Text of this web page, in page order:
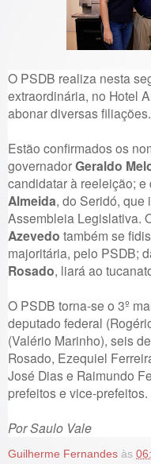
O PSDB realiza nesta
extraordinária, no Hotel
abonar diversas filiações.
Estão confirmados os
governadorGeraldo
candidatar à reeleição;
Almeida, do Seridó, que
Assembleia Legislativa.
Azevedo também se
majoritária, pelo PSDB;
Rosado, liará ao
O PSDB torna-se o 3º
deputado federal
(Valério Marinho), seis
Rosado, Ezequiel
José Dias e Raimundo
prefeitos e vice-prefeitos.
Por Saulo Vale
Guilherme Fernandes às